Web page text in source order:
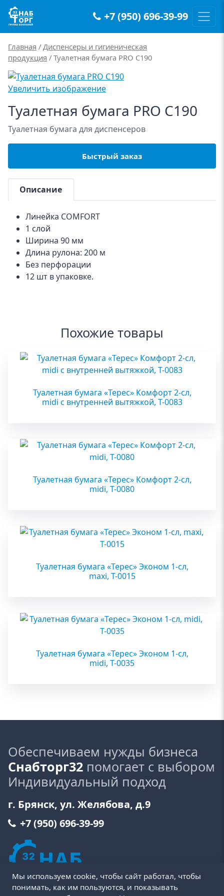
Main Navigation +7 (950) 696-39-99
Главная / Диспенсеры и гигиеническая
продукция / Туалетная бумага PRO C190
Увеличить изображение
Туалетная бумага PRO C190
Туалетная бумага для диспенсеров
Быстрый заказ
Описание
Линейка COMFORT
1 слой
Ширина 90 мм
Длина рулона: 200 м
Без перфорации
12 шт в упаковке.
Похожие товары
Туалетная бумага «Терес» Комфорт 2-сл,
midi с внутренней вытяжкой, Т-0083
Туалетная бумага «Терес» Комфорт 2-сл,
midi, Т-0080
Туалетная бумага «Терес» Эконом 1-сл,
maxi, Т-0015
Туалетная бумага «Терес» Эконом 1-сл,
midi, Т-0035
Обеспечиваем нужды бизнеса
Снабторг32 помогает с выбором
Индивидуальный подход
г. Брянск, ул. Желябова, д.9
+7 (950) 696-39-99
Мы используем cookie, чтобы сайт работал, чтобы
понимать, как им пользуются, и показывать